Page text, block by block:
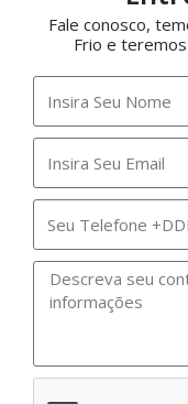
Fale conosco,
Frio e